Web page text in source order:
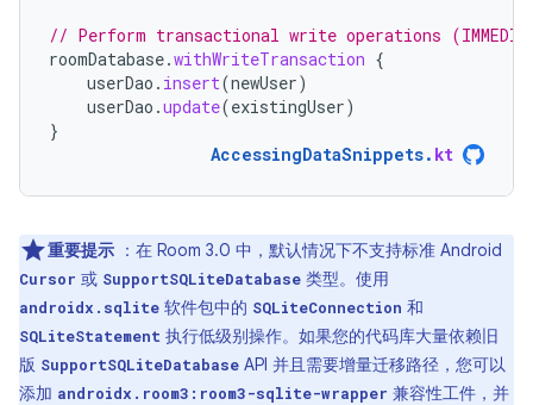
// Perform transactional write operations
roomDatabase.withWriteTransaction {
userDao . insert(newUser)
userDao .update(existingUser)
}
AccessingDataSnippets. kt
重要提示 ：在 Room 3.0 中，默认情况下不支持标准 Android
Cursor 或 SupportSQLiteDatabase 类型。使用
androidx.sqlite 软件包中的 SQLiteConnection 和
SQLiteStatement 执行低级别操作。如果您的代码库大量依赖旧
版 SupportSQLiteDatabase API 并且需要增量迁移路径，您可以
添加 androidx.room3:room3-sqlite-wrapper 兼容性工件，并